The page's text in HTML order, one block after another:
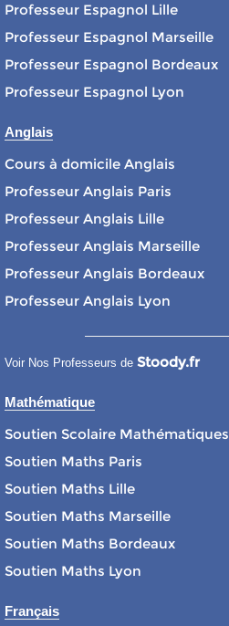
Professeur Espagnol Lille
Professeur Espagnol Marseille
Professeur Espagnol Bordeaux
Professeur Espagnol Lyon
Anglais
Cours à domicile Anglais
Professeur Anglais Paris
Professeur Anglais Lille
Professeur Anglais Marseille
Professeur Anglais Bordeaux
Professeur Anglais Lyon
Voir Nos Professeurs de Stoody.fr
Mathématique
Soutien Scolaire Mathématiques
Soutien Maths Paris
Soutien Maths Lille
Soutien Maths Marseille
Soutien Maths Bordeaux
Soutien Maths Lyon
Français